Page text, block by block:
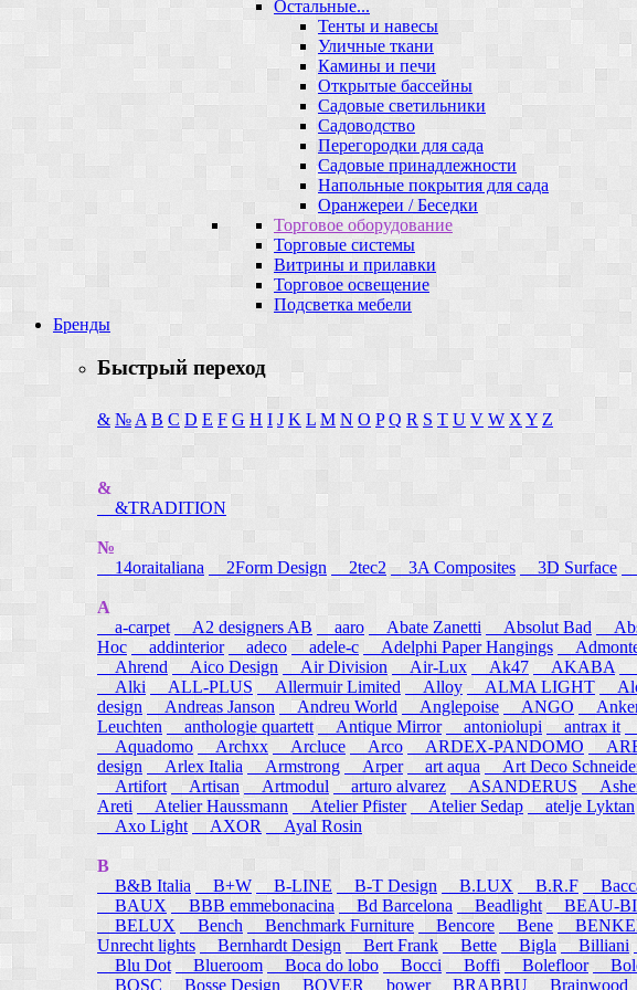
Остальные...
Тенты и навесы
Уличные ткани
Камины и печи
Открытые бассейны
Садовые светильники
Садоводство
Перегородки для сада
Садовые принадлежности
Напольные покрытия для сада
Оранжереи / Беседки
Торговое оборудование
Торговые системы
Витрины и прилавки
Торговое освещение
Подсветка мебели
Бренды
Быстрый переход
& № A B C D E F G H I J K L M N O P Q R S T U V W X Y Z
&
&TRADITION
№
14oraitaliana
2Form Design 2tec2 3A Composites 3D Surface
A
a-carpet
A2 designers AB aaro Abate Zanetti Absolut Bad
Hoc
addinterior adeco adele-c Adelphi Paper Hangings
Ahrend
Aico Design Air Division Air-Lux Ak47 AKABA
Alki
ALL-PLUS Allermuir Limited Alloy ALMA LIGHT
design
Andreas Janson Andreu World Anglepoise ANGO
Leuchten
anthologie quartett Antique Mirror antoniolupi antrax it
Aquadomo
Archxx Arcluce Arco ARDEX-PANDOMO
design
Arlex Italia Armstrong Arper art aqua Art Deco
Artifort
Artisan Artmodul arturo alvarez ASANDERUS
Areti
Atelier Haussmann Atelier Pfister Atelier Sedap atelje Lyktan
Axo Light
AXOR Ayal Rosin
B
B&B Italia
B+W B-LINE B-T Design B.LUX B.R.F
BAUX
BBB emmebonacina Bd Barcelona Beadlight BEAU-
BELUX
Bench Benchmark Furniture Bencore Bene
Unrecht lights
Bernhardt Design Bert Frank Bette Bigla Billiani
Blu Dot
Blueroom Boca do lobo Bocci Boffi Bolefloor
BOSC Bosse Design BOVER bower BRABBU Brainwood